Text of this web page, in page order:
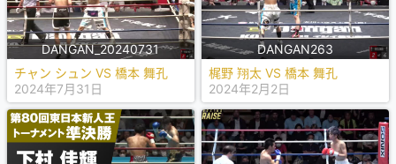
DANGAN_20240731
チャン シュン VS 橋本 舞孔
2024年7月31日
DANGAN263
梶野 翔太 VS 橋本 舞孔
2024年2月2日